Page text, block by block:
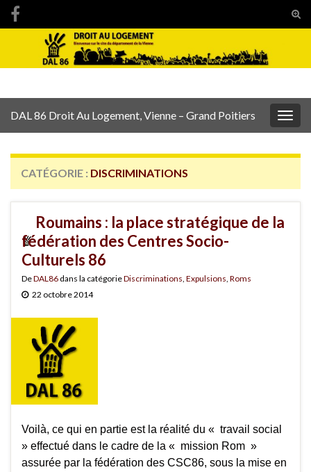
Search for:
DAL 86 Droit Au Logement, Vienne – Grand Poitiers
CATÉGORIE : DISCRIMINATIONS
Roumains : la place stratégique de la
fédération des Centres Socio-
Culturels 86
DeDAL86 dans la catégorieDiscriminations, Expulsions, Roms
22 octobre 2014
Voilà, ce qui en partie est la réalité du « travail social
» effectué dans le cadre de la « mission Rom »
assurée par la fédération des CSC86, sous la mise en